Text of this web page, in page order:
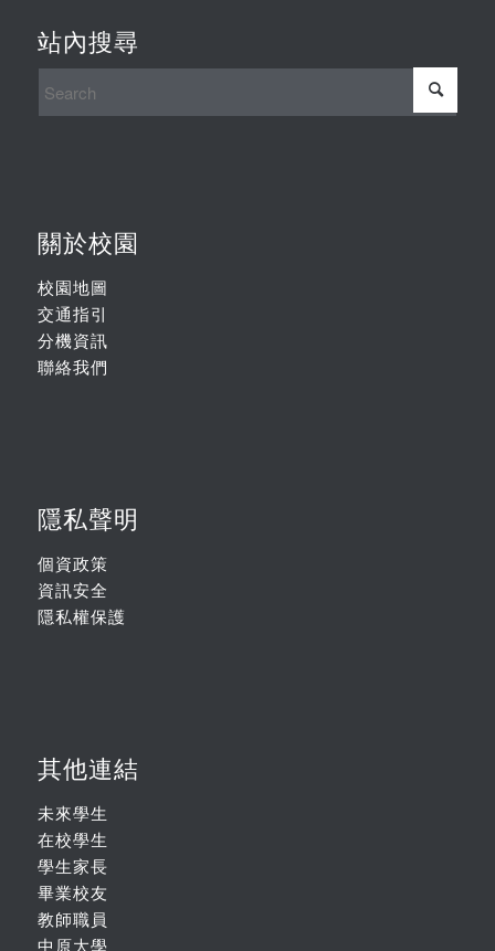
站內搜尋
關於校園
校園地圖
交通指引
分機資訊
聯絡我們
隱私聲明
個資政策
資訊安全
隱私權保護
其他連結
未來學生
在校學生
學生家長
畢業校友
教師職員
中原大學